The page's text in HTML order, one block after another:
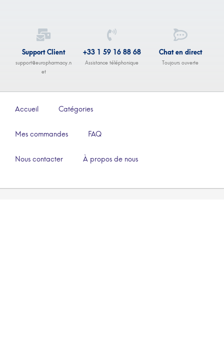
Support Client
support@europharmacy.n
et
+33 1 59 16 88 68
Assistance téléphonique
Chat en direct
Toujours ouverte
Accueil Catégories
Mes commandes FAQ
Nous contacter À propos de nous